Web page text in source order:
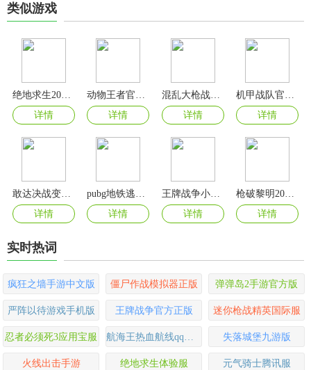
类似游戏
绝地求生2024最新版
详情
详情
混乱大枪战手机版
详情
详情
敢达决战变态版
详情
详情
王牌战争小米版
详情
详情
实时热词
疯狂之墙手游中文版 僵尸作战模拟器正版 弹弹岛2手游官方版
严阵以待游戏手机版 王牌战争官方正版 迷你枪战精英国际服
忍者必须死3应用宝服 失落城堡九游版
火线出击手游 绝地求生体验服 元气骑士腾讯服